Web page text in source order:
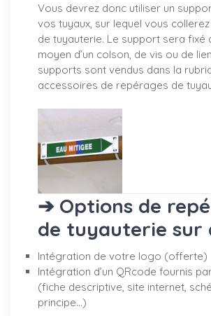
Vous devrez donc utiliser un
vos tuyaux, sur lequel vous
de tuyauterie. Le support sera fixé
moyen d’un colson, de vis ou de
supports sont vendus dans la
accessoires de repérages de
➔ Options de
de tuyauterie sur
Intégration de votre logo (offerte)
Intégration d’un QRcode fournis
(fiche descriptive, site internet,
principe…)